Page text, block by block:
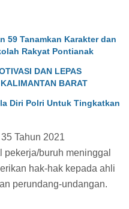
59 Tanamkan Karakter dan
Rakyat Pontianak
DAN LEPAS
BARAT
Diri Polri Untuk Tingkatkan
Tahun 2021
buruh meninggal
hak-hak kepada ahli
perundang-undangan.